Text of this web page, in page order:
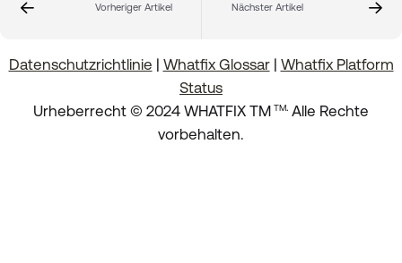
Vorheriger Artikel Nächster Artikel
Datenschutzrichtlinie | Whatfix Glossar| Whatfix Platform
Status
Urheberrecht © 2024 WHATFIX TM TM. Alle Rechte
vorbehalten.